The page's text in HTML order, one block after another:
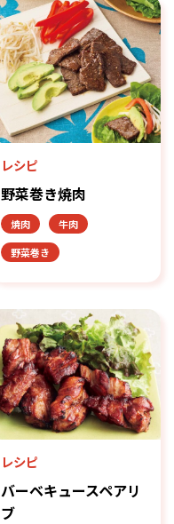
レシピ
野菜巻き焼肉
焼肉
牛肉
野菜巻き
レシピ
バーベキュースペアリ
ブ